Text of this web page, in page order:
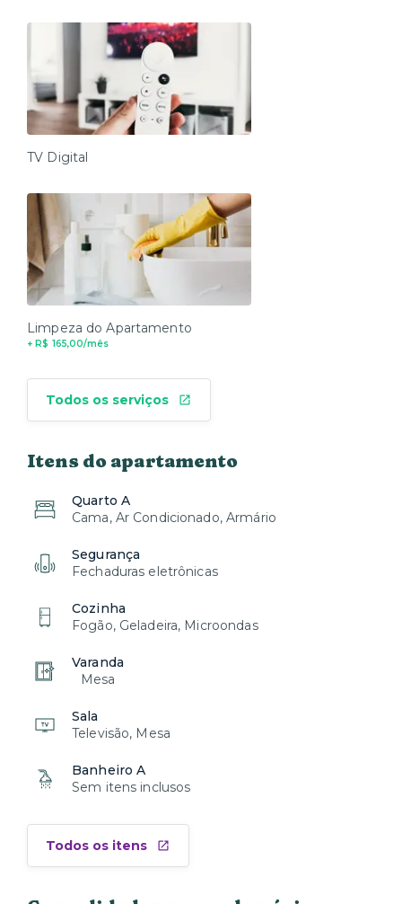
TV Digital
Limpeza do Apartamento
+ R$ 165,00/mês
Todos os serviços
Itens do apartamento
Quarto A
Cama, Ar Condicionado, Armário
Segurança
Fechaduras eletrônicas
Cozinha
Fogão, Geladeira, Microondas
Varanda
Mesa
Sala
Televisão, Mesa
Banheiro A
Sem itens inclusos
Todos os itens